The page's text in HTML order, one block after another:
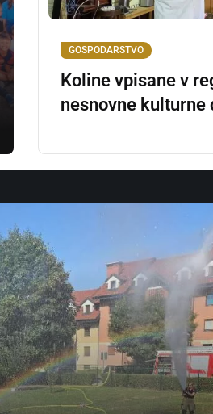
GOSPODARSTVO
Koline vpisane v
nesnovne kulturne